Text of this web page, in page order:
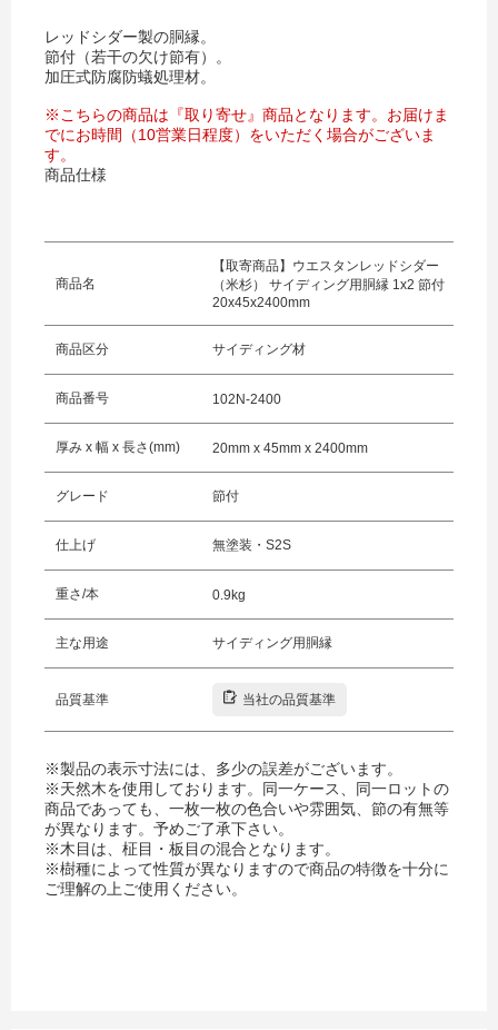
レッドシダー製の胴縁。
節付（若干の欠け節有）。
加圧式防腐防蟻処理材。
※こちらの商品は『取り寄せ』商品となります。お届けま
でにお時間（10営業日程度）をいただく場合がございま
す。
商品仕様
商品名
【取寄商品】ウエスタンレッドシダー
（米杉） サイディング用胴縁 1x2 節付
20x45x2400mm
商品区分 サイディング材
商品番号 102N-2400
厚み x 幅 x 長さ(mm) 20mm x 45mm x 2400mm
グレード 節付
仕上げ 無塗装・S2S
重さ/本 0.9kg
主な用途 サイディング用胴縁
品質基準 当社の品質基準
※製品の表示寸法には、多少の誤差がございます。
※天然木を使用しております。同一ケース、同一ロットの
商品であっても、一枚一枚の色合いや雰囲気、節の有無等
が異なります。予めご了承下さい。
※木目は、柾目・板目の混合となります。
※樹種によって性質が異なりますので商品の特徴を十分に
ご理解の上ご使用ください。